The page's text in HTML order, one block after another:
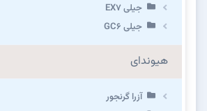
جیلی EX7
جیلی GC6
هیوندای
آزرا گرنجور